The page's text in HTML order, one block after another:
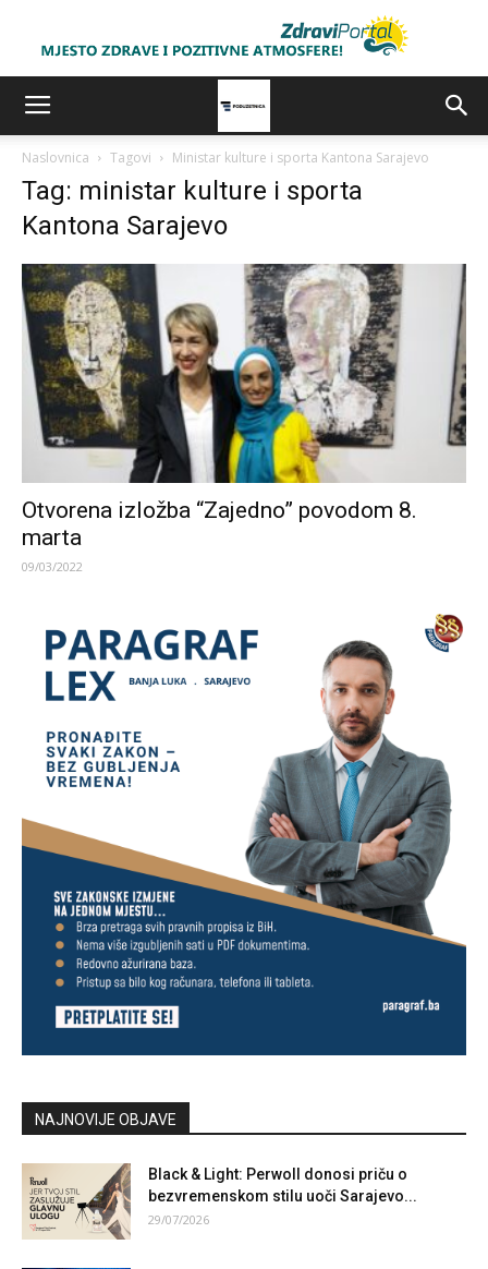
Naslovnica Tagovi Ministar kulture i sporta Kantona Sarajevo
Tag: ministar kulture i sporta
Kantona Sarajevo
Otvorena izložba “Zajedno” povodom 8.
marta
09/03/2022
NAJNOVIJE OBJAVE
Black & Light: Perwoll donosi priču o
bezvremenskom stilu uoči Sarajevo...
29/07/2026